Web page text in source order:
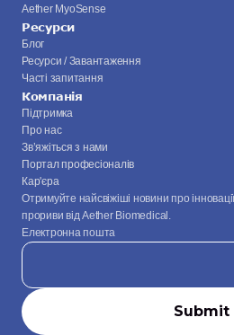
Aether MyoSense
Ресурси
Блог
Ресурси / Завантаження
Часті запитання
Компанія
Підтримка
Про нас
Зв’яжіться з нами
Портал професіоналів
Кар'єра
Отримуйте найсвіжіші новини про інновації
прориви від Aether Biomedical.
Електронна пошта